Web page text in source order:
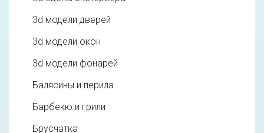
3d модели дверей
3d модели окон
3d модели фонарей
Балясины и перила
Барбекю и грили
Брусчатка